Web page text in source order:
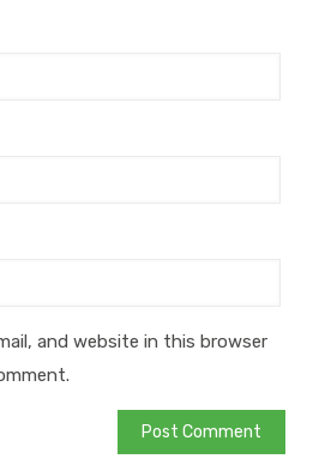
and website in this browser